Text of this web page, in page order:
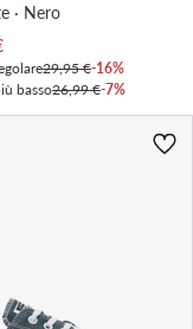
· Nero
29,95 €-16%
basso26,99 €-7%